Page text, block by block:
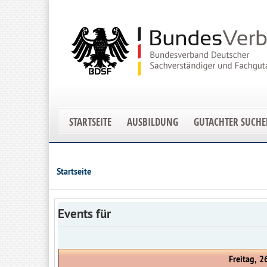
STARTSEITE AUSBILDUNG GUTACHTER
Startseite
Events für
Freitag,